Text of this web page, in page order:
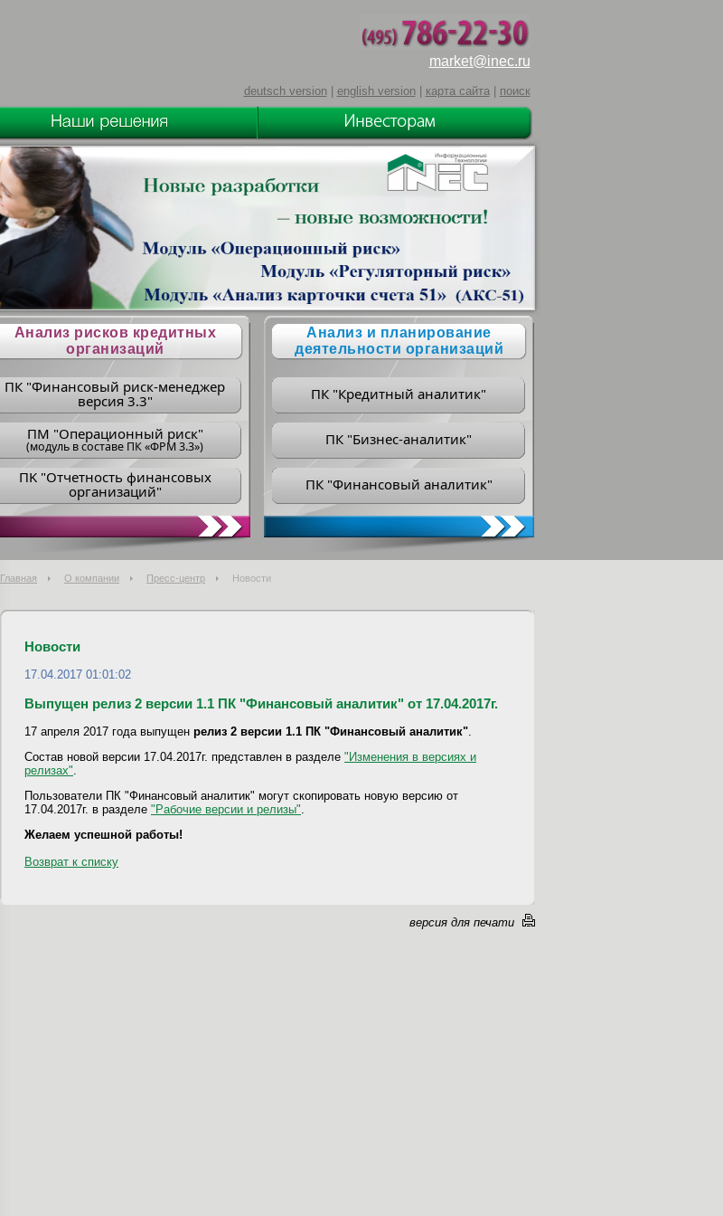
market@inec.ru
deutsch version| english version| карта сайта| поиск
Анализ рисков кредитных
организаций
ПК "Финансовый риск-менеджер
версия 3.3"
ПM "Операционный риск"
(модуль в составе ПК «ФРМ 3.3»)
ПK "Отчетность финансовых
организаций"
Анализ и планирование
деятельности организаций
ПК "Кредитный аналитик"
ПК "Бизнес-аналитик"
ПК "Финансовый аналитик"
Главная О компании Пресс-центр Новости
Новости
17.04.2017 01:01:02
Выпущен релиз 2 версии 1.1 ПК "Финансовый аналитик" от 17.04.2017г.
17 апреля 2017 года выпущен релиз 2 версии 1.1 ПК "Финансовый аналитик"
Состав новой версии 17.04.2017г. представлен в разделе "Изменения в версиях и
релизах"
Пользователи ПК "Финансовый аналитик" могут скопировать новую версию от
17.04.2017г. в разделе "Рабочие версии и релизы"
Желаем успешной работы!
Возврат к списку
версия для печати